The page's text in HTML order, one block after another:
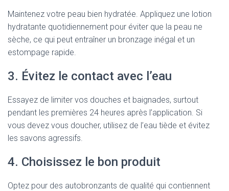
Maintenez votre peau bien hydratée. Appliquez une lotion
hydratante quotidiennement pour éviter que la peau ne
sèche, ce qui peut entraîner un bronzage inégal et un
estompage rapide.
3. Évitez le contact avec l’eau
Essayez de limiter vos douches et baignades, surtout
pendant les premières 24 heures après l’application. Si
vous devez vous doucher, utilisez de l’eau tiède et évitez
les savons agressifs.
4. Choisissez le bon produit
Optez pour des autobronzants de qualité qui contiennent